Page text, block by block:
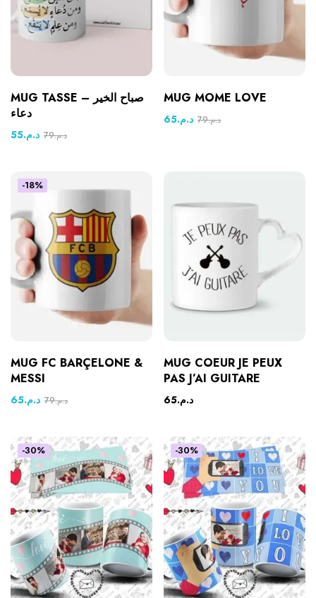
MUG TASSE صباح الخير –
دعاء
د.م.55 د.م.79
MUG MOME LOVE
د.م.65 د.م.79
-18%
MUG FC BARÇELONE &
MESSI
د.م.65 د.م.79
MUG COEUR JE PEUX
PAS J’AI GUITARE
د.م.65
-30% -30%